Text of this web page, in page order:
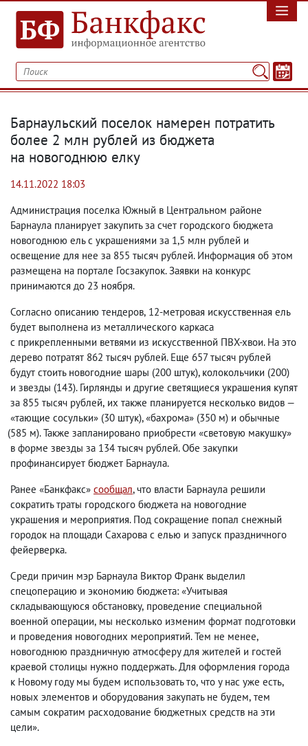
Барнаульский поселок намерен потратить
более 2 млн рублей из бюджета
на новогоднюю елку
14.11.2022 18:03
Администрация поселка Южный в Центральном районе
Барнаула планирует закупить за счет городского бюджета
новогоднюю ель с украшениями за 1,5 млн рублей и
освещение для нее за 855 тысяч рублей. Информация об этом
размещена на портале Госзакупок. Заявки на конкурс
принимаются до 23 ноября.
Согласно описанию тендеров, 12-метровая искусственная ель
будет выполнена из металлического каркаса
с прикрепленными ветвями из искусственной ПВХ-хвои. На это
дерево потратят 862 тысяч рублей. Еще 657 тысяч рублей
будут стоить новогодние шары (200 штук), колокольчики (200)
и звезды (143). Гирлянды и другие светящиеся украшения купят
за 855 тысяч рублей, их также планируется несколько видов —
«тающие сосульки» (30 штук), «бахрома» (350 м) и обычные
(585 м). Также запланировано приобрести «световую макушку»
в форме звезды за 134 тысяч рублей. Обе закупки
профинансирует бюджет Барнаула.
Ранее «Банкфакс» сообщал, что власти Барнаула решили
сократить траты городского бюджета на новогодние
украшения и мероприятия. Под сокращение попал снежный
городок на площади Сахарова с елью и запуск праздничного
фейерверка.
Среди причин мэр Барнаула Виктор Франк выделил
спецоперацию и экономию бюджета: «Учитывая
складывающуюся обстановку, проведение специальной
военной операции, мы несколько изменим формат подготовки
и проведения новогодних мероприятий. Тем не менее,
новогоднюю праздничную атмосферу для жителей и гостей
краевой столицы нужно поддержать. Для оформления города
к Новому году мы будем использовать то, что у нас уже есть,
новых элементов и оборудования закупать не будем, тем
самым сократим расходование бюджетных средств на эти
цели».